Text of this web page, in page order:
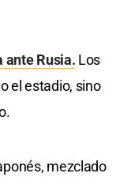
ante Rusia. Los
el estadio, sino
mezclado